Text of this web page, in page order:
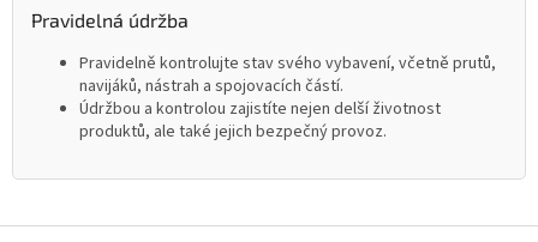
Pravidelná údržba
Pravidelně kontrolujte stav svého vybavení, včetně prutů,
navijáků, nástrah a spojovacích částí.
Údržbou a kontrolou zajistíte nejen delší životnost
produktů, ale také jejich bezpečný provoz.